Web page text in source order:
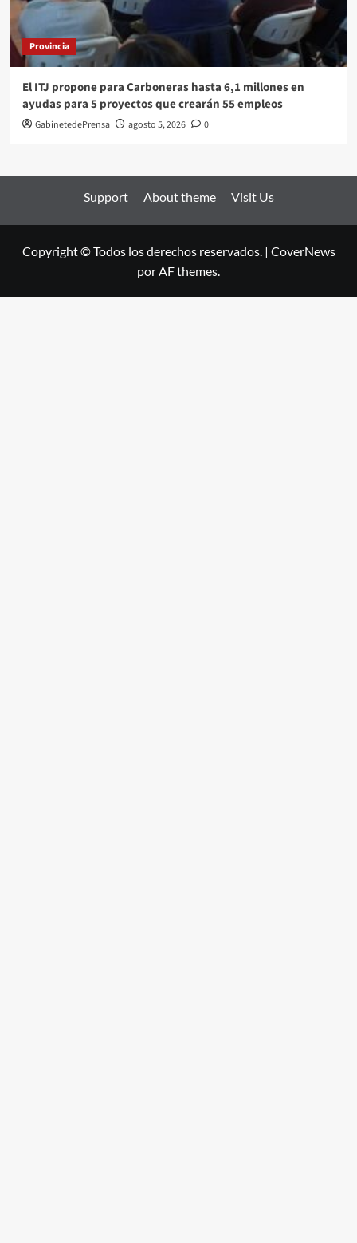
Provincia
El ITJ propone para Carboneras hasta 6,1 millones en
ayudas para 5 proyectos que crearán 55 empleos
GabinetedePrensa agosto 5, 2026 0
Support About theme Visit Us
Copyright © Todos los derechos reservados. | CoverNews
por AF themes.